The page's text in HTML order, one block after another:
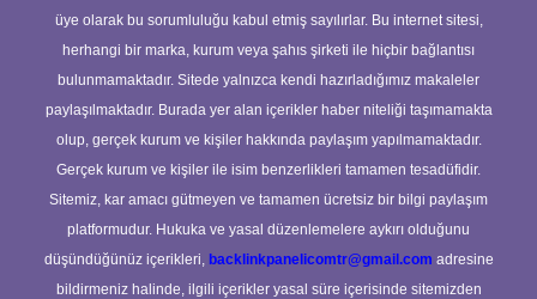
üye olarak bu sorumluluğu kabul etmiş sayılırlar. Bu internet sitesi,
herhangi bir marka, kurum veya şahıs şirketi ile hiçbir bağlantısı
bulunmamaktadır. Sitede yalnızca kendi hazırladığımız makaleler
paylaşılmaktadır. Burada yer alan içerikler haber niteliği taşımamakta
olup, gerçek kurum ve kişiler hakkında paylaşım yapılmamaktadır.
Gerçek kurum ve kişiler ile isim benzerlikleri tamamen tesadüfidir.
Sitemiz, kar amacı gütmeyen ve tamamen ücretsiz bir bilgi paylaşım
platformudur. Hukuka ve yasal düzenlemelere aykırı olduğunu
düşündüğünüz içerikleri, backlinkpanelicomtr@gmail.com adresine
bildirmeniz halinde, ilgili içerikler yasal süre içerisinde sitemizden